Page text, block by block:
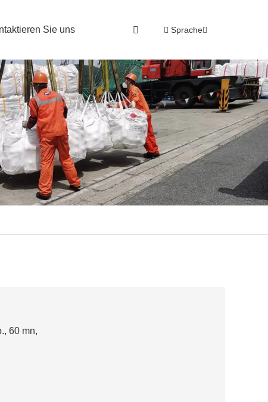
Sie uns Sprache
60 mn,